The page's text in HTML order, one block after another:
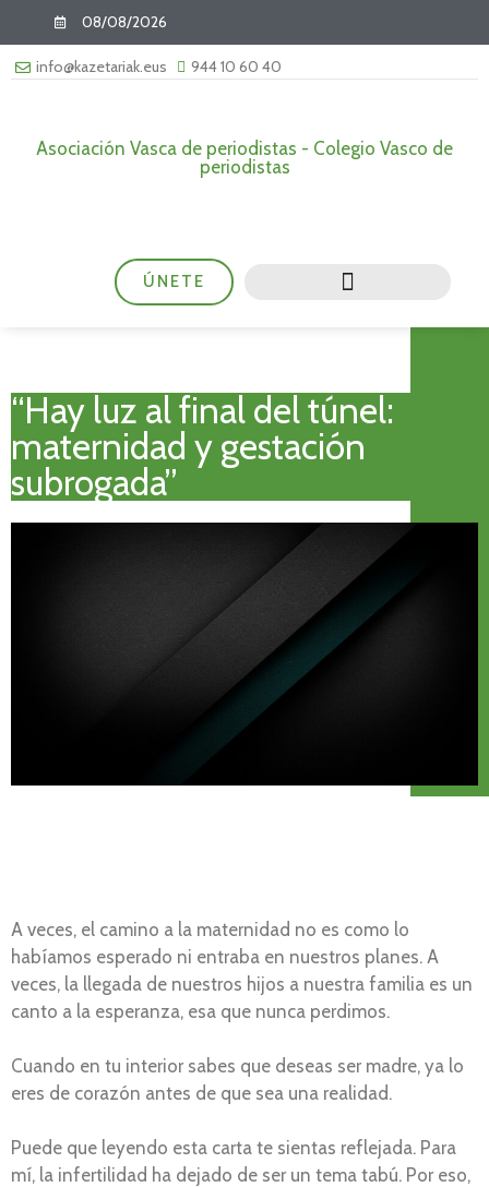
08/08/2026
info@kazetariak.eus 944 10 60 40
Asociación Vasca de periodistas - Colegio Vasco de
periodistas
ÚNETE
“Hay luz al final del túnel:
maternidad y gestación
subrogada”
A veces, el camino a la maternidad no es como lo
habíamos esperado ni entraba en nuestros planes. A
veces, la llegada de nuestros hijos a nuestra familia es un
canto a la esperanza, esa que nunca perdimos.
Cuando en tu interior sabes que deseas ser madre, ya lo
eres de corazón antes de que sea una realidad.
Puede que leyendo esta carta te sientas reflejada. Para
mí, la infertilidad ha dejado de ser un tema tabú. Por eso,